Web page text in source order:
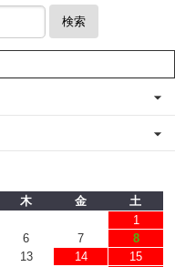
検索
木 金
土
1
6 7
8
13 14
15